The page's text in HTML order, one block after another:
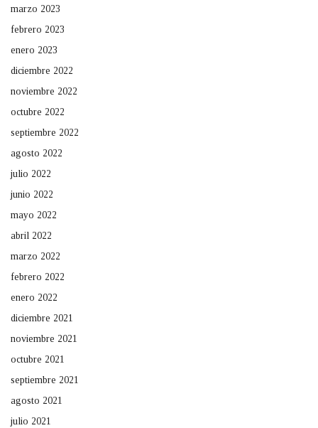
marzo 2023
febrero 2023
enero 2023
diciembre 2022
noviembre 2022
octubre 2022
septiembre 2022
agosto 2022
julio 2022
junio 2022
mayo 2022
abril 2022
marzo 2022
febrero 2022
enero 2022
diciembre 2021
noviembre 2021
octubre 2021
septiembre 2021
agosto 2021
julio 2021